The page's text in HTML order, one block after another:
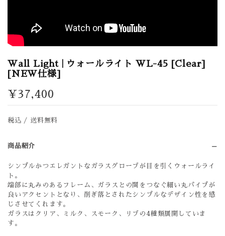
Wall Light | ウォールライト WL-45 [Clear]
[NEW仕様]
¥37,400
税込 / 送料無料
商品紹介
シンプルかつエレガントなガラスグローブが目を引くウォールライ
ト。
端部に丸みのあるフレーム、ガラスとの間をつなぐ細い丸パイプが
良いアクセントとなり、削ぎ落とされたシンプルなデザイン性を感
じさせてくれます。
ガラスはクリア、ミルク、スモーク、リブの4種類展開していま
す。